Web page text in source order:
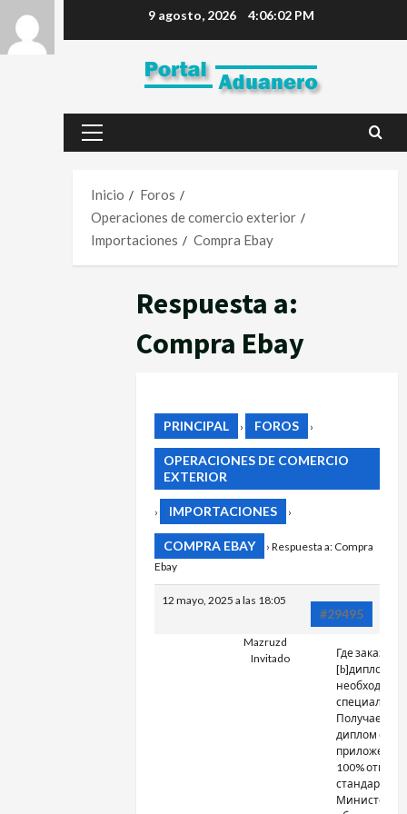
9 agosto, 2026 4:06:02 PM
Inicio
Foros
Operaciones de comercio exterior
Importaciones
Compra Ebay
Respuesta a:
Compra Ebay
PRINCIPAL › FOROS ›
OPERACIONES DE COMERCIO
EXTERIOR
› IMPORTACIONES ›
COMPRA EBAY › Respuesta a: Compra
Ebay
12 mayo, 2025 a las 18:05
#29495
Mazruzd
Invitado
Где заказать
[b]диплом[/b]
Получаемый
диплом с
100%
стандартам